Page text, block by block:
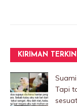
KIRIMAN
Tapi